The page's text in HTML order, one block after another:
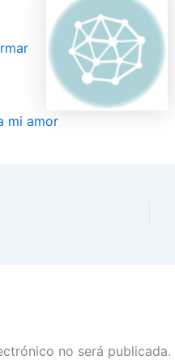
mi amor
no será publicada.